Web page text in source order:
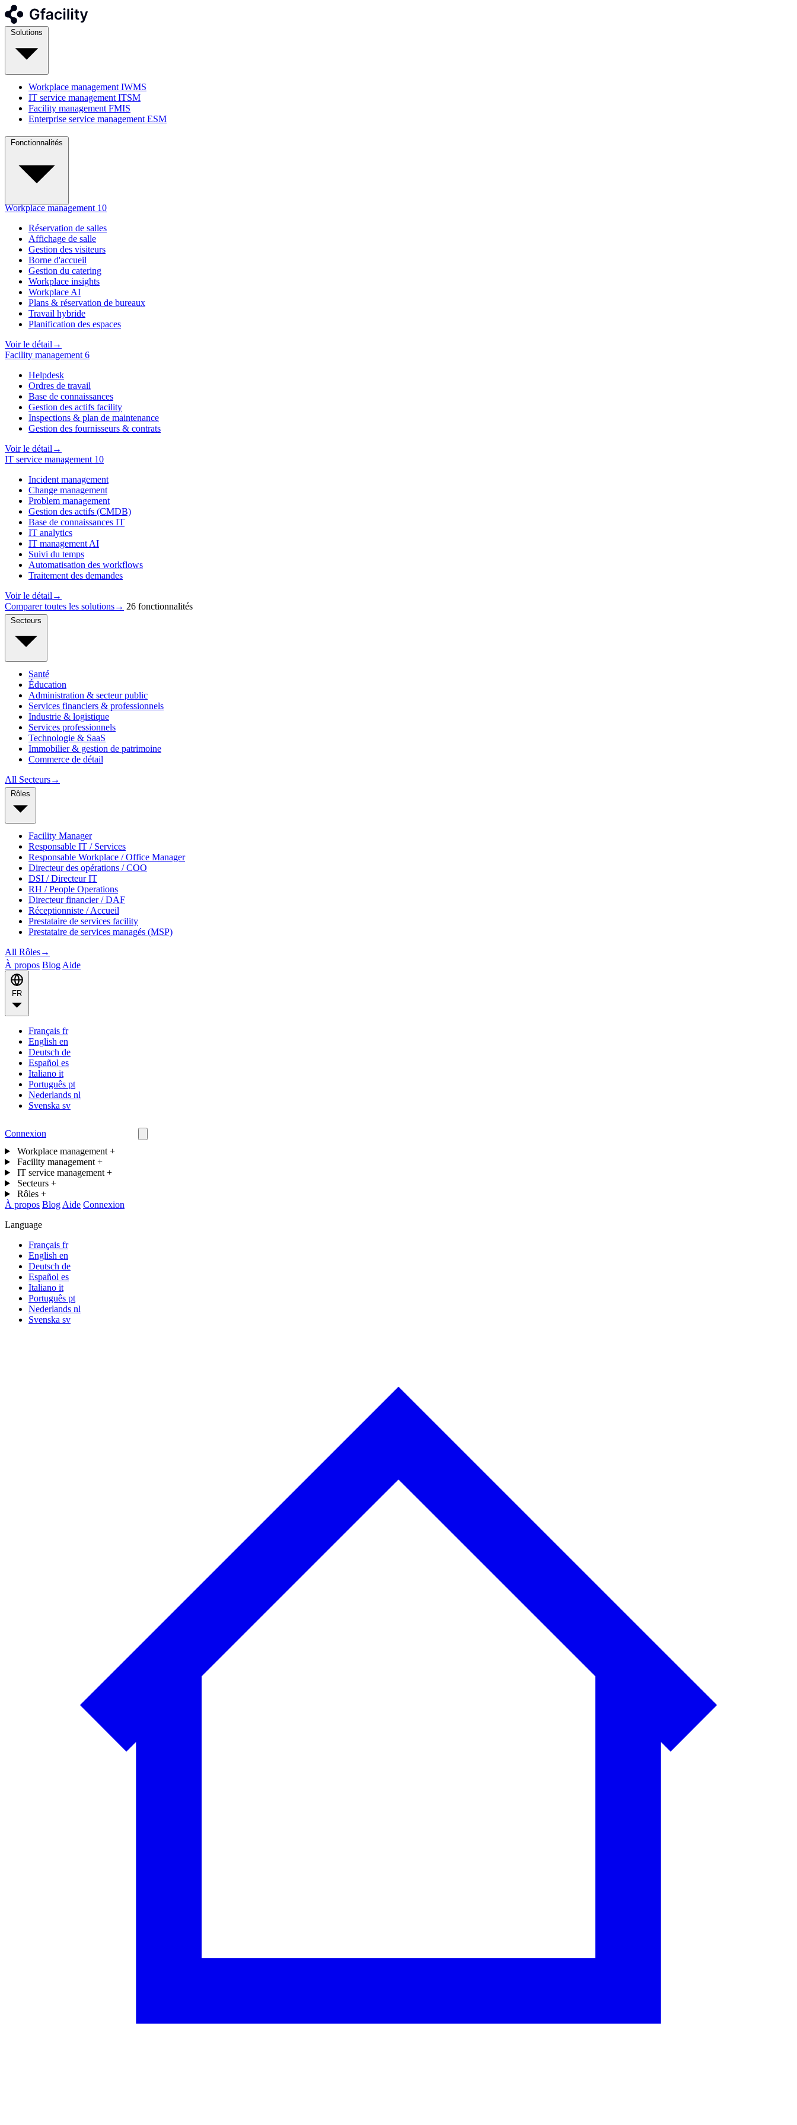
Workplace management IWMS
IT service management ITSM
Facility management FMIS
Enterprise service management ESM
Workplace management 10
Réservation de salles
Affichage de salle
Gestion des visiteurs
Borne d'accueil
Gestion du catering
Workplace insights
Workplace AI
Plans & réservation de bureaux
Travail hybride
Planification des espaces
Voir le détail →
Facility management 6
Helpdesk
Ordres de travail
Base de connaissances
Gestion des actifs facility
Inspections & plan de maintenance
Gestion des fournisseurs & contrats
Voir le détail →
IT service management 10
Incident management
Change management
Problem management
Gestion des actifs (CMDB)
Base de connaissances IT
IT analytics
IT management AI
Suivi du temps
Automatisation des workflows
Traitement des demandes
Voir le détail →
Comparer toutes les solutions→ 26 fonctionnalités
Santé
Éducation
Administration & secteur public
Services financiers & professionnels
Industrie & logistique
Services professionnels
Technologie & SaaS
Immobilier & gestion de patrimoine
Commerce de détail
All Secteurs→
Facility Manager
Responsable IT / Services
Responsable Workplace / Office Manager
Directeur des opérations / COO
DSI / Directeur IT
RH / People Operations
Directeur financier / DAF
Réceptionniste / Accueil
Prestataire de services facility
Prestataire de services managés (MSP)
All Rôles→
À propos Blog Aide
Français fr
English en
Deutsch de
Español es
Italiano it
Português pt
Nederlands nl
Svenska sv
Connexion
Workplace management +
Facility management +
IT service management +
Secteurs +
Rôles +
À propos Blog Aide Connexion
Language
Français fr
English en
Deutsch de
Español es
Italiano it
Português pt
Nederlands nl
Svenska sv